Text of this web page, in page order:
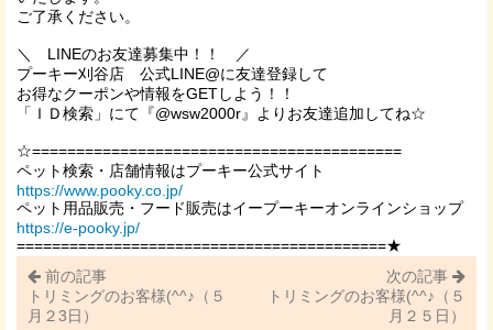
ご了承ください。
＼ LINEのお友達募集中！！ ／
プーキー刈谷店 公式LINE@に友達登録して
お得なクーポンや情報をGETしよう！！
「ＩＤ検索」にて『@wsw2000r』よりお友達追加してね☆
☆==========================================
ペット検索・店舗情報はプーキー公式サイト
https://www.pooky.co.jp/
ペット用品販売・フード販売はイープーキーオンラインショップ
https://e-pooky.jp/
==========================================★
前の記事
トリミングのお客様(^^♪（５
月２3日）
次の記事
トリミングのお客様(^^♪（５
月２５日）